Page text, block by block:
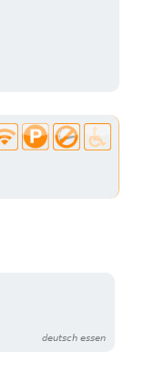
deutsch essen